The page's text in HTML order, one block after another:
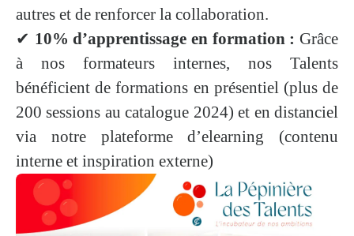
autres et de renforcer la collaboration.
✔ 10% d’apprentissage en formation : Grâce
à nos formateurs internes, nos Talents
bénéficient de formations en présentiel (plus de
200 sessions au catalogue 2024) et en distanciel
via notre plateforme d’elearning (contenu
interne et inspiration externe)